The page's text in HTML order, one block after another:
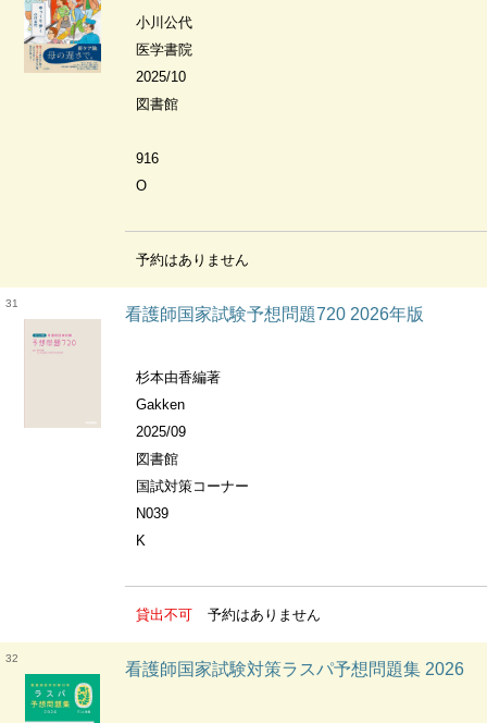
小川公代
医学書院
2025/10
図書館
916
O
予約はありません
31
看護師国家試験予想問題720 2026年版
杉本由香編著
Gakken
2025/09
図書館
国試対策コーナー
N039
K
貸出不可 予約はありません
32
看護師国家試験対策ラスパ予想問題集 2026